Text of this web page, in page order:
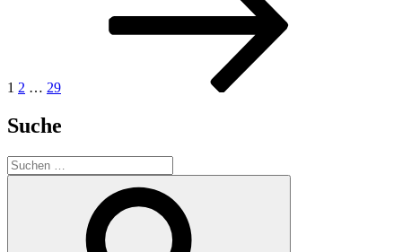
1 2 … 29
Suche
Suchen
nach: